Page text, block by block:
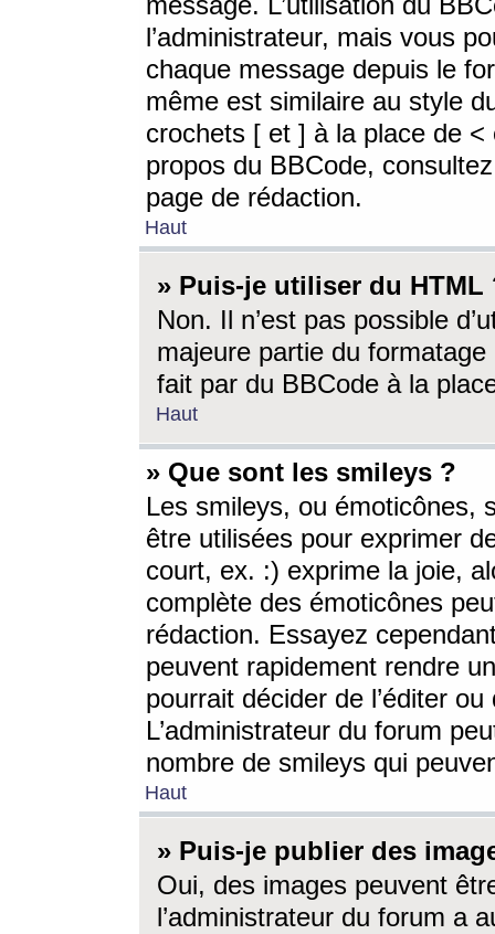
l’administrateur, mais vous
chaque message depuis le
même est similaire au style
crochets [ et ] à la place de <
propos du BBCode,
page de rédaction.
Haut
» Puis-je utiliser du HTML
Non. Il n’est pas possible
majeure partie du
fait par du BBCode à la
Haut
» Que sont les smileys ?
Les smileys, ou émoticônes,
être utilisées pour exprimer
court, ex. :) exprime la joie,
complète des émoticônes
rédaction. Essayez
peuvent rapidement rendre
pourrait décider de l’éditer
L’administrateur du forum
nombre de smileys qui
Haut
» Puis-je publier des
Oui, des images peuvent
l’administrateur du forum a